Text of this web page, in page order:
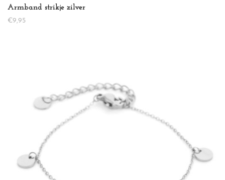
Armband strikje zilver
€9,95